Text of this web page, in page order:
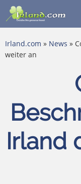
Irland.com » News »
weiter an
Irland